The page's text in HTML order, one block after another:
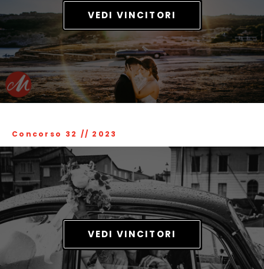
VEDI VINCITORI
Concorso 32 // 2023
VEDI VINCITORI